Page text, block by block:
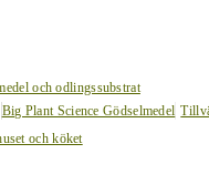
och odlingssubstrat
Big Plant Science Gödselmedel
och köket